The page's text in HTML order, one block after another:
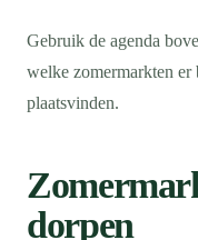
Gebruik de agenda
welke zomermarkten
plaatsvinden.
dorpen